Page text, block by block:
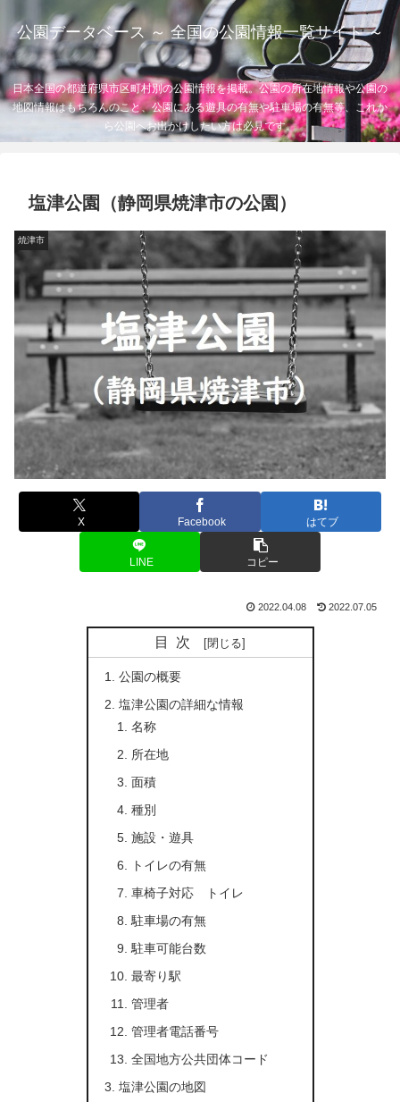
公園データベース ～ 全国の公園情報一覧サイト ～
日本全国の都道府県市区町村別の公園情報を掲載。公園の所在地情報や公園の
地図情報はもちろんのこと、公園にある遊具の有無や駐車場の有無等、これか
ら公園へお出かけしたい方は必見です。
塩津公園（静岡県焼津市の公園）
焼津市
X Facebook はてブ
LINE コピー
2022.04.08 2022.07.05
目次
公園の概要
塩津公園の詳細な情報
名称
所在地
面積
種別
施設・遊具
トイレの有無
車椅子対応 トイレ
駐車場の有無
駐車可能台数
最寄り駅
管理者
管理者電話番号
全国地方公共団体コード
塩津公園の地図